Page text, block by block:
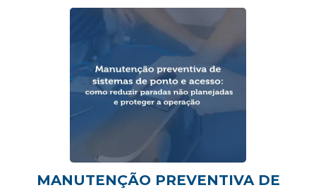
MANUTENÇÃO PREVENTIVA DE